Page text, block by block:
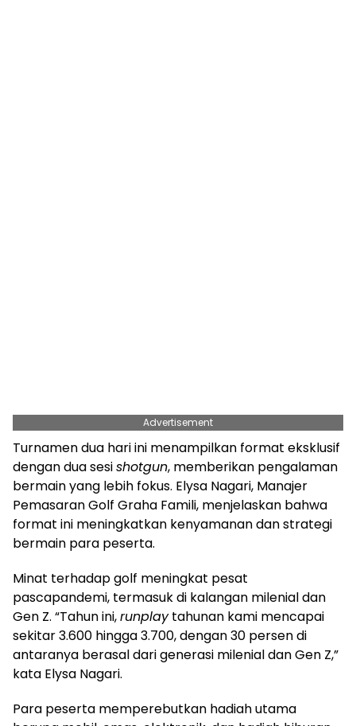
Advertisement
Turnamen dua hari ini menampilkan format eksklusif
dengan dua sesishotgun, memberikan pengalaman
bermain yang lebih fokus. Elysa Nagari, Manajer
Pemasaran Golf Graha Famili, menjelaskan bahwa
format ini meningkatkan kenyamanan dan strategi
bermain para peserta.
Minat terhadap golf meningkat pesat
pascapandemi, termasuk di kalangan milenial dan
Gen Z. “Tahun ini,runplaytahunan kami mencapai
sekitar 3.600 hingga 3.700, dengan 30 persen di
antaranya berasal dari generasi milenial dan Gen Z,”
kata Elysa Nagari.
Para peserta memperebutkan hadiah utama